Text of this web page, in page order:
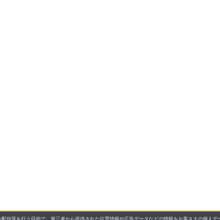
信等を行う目的で、第三者から提供された位置情報や広告データなどの情報をお客さまの個人